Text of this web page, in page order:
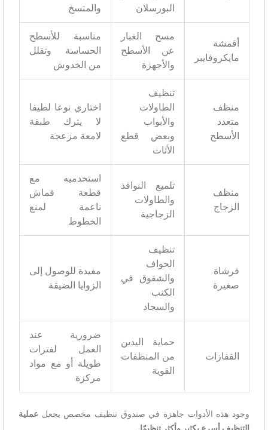
البورسلان
والمتسخ
أقمشة
مايكروفايبر
مسح الغبار
عن الأسطح
والأجهزة
مناسبة للأسطح
الحساسة وتقلل
من الخدوش
منظف
متعدد
الأسطح
تنظيف
الطاولات
والأبواب
وبعض قطع
الأثاث
اختاري نوعا لطيفا
لا يترك طبقة
لامعة مزعجة
منظف
الزجاج
تلميع النوافذ
والطاولات
الزجاجية
استخدميه مع
قطعة قماش
ناعمة لمنع
الخطوط
فرشاة
صغيرة
تنظيف
الحواف
والشقوق في
الكنب
والسجاد
مفيدة للوصول إلى
الزوايا الضيقة
القفازات
حماية اليدين
من المنظفات
القوية
ضرورية عند
العمل لفترات
طويلة أو مع مواد
مركزة
وجود هذه الأدوات جاهزة في صندوق تنظيف مخصص يجعل عملية
التنظيف أسرع بكثير وأكثر تنظيمًا.